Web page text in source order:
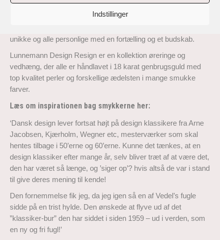
Indstillinger
personlige smykker
unikke og alle personlige med en fortælling og et budskab.
Lunnemann Design Resign er en kollektion øreringe og
vedhæng, der alle er håndlavet i 18 karat genbrugsguld med
top kvalitet perler og forskellige ædelsten i mange smukke
farver.
Læs om inspirationen bag smykkerne her:
‘Dansk design lever fortsat højt på design klassikere fra Arne
Jacobsen, Kjærholm, Wegner etc, mesterværker som skal
hentes tilbage i 50’erne og 60’erne. Kunne det tænkes, at en
design klassiker efter mange år, selv bliver træt af at være det,
den har været så længe, og ’siger op’? hvis altså de var i stand
til give deres mening til kende!
Den fornemmelse fik jeg, da jeg igen så en af Vedel’s fugle
sidde på en trist hylde. Den ønskede at flyve ud af det
”klassiker-bur” den har siddet i siden 1959 – ud i verden, som
en ny og fri fugl!’